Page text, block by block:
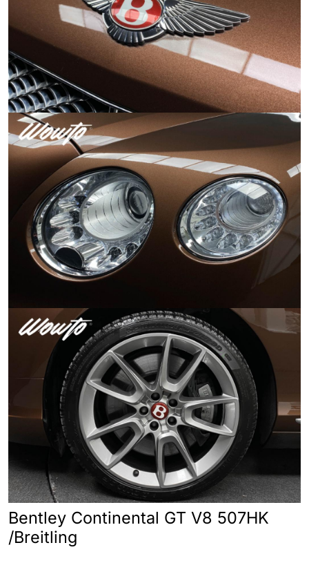
Bentley Continental GT V8 507HK
/Breitling